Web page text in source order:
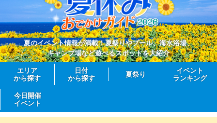
夏のイベント情報が満載！夏祭りやプール、海水浴場、
キャンプ場など遊べるスポットを大紹介
エリア
から探す
日付
から探す
夏祭り
イベント
ランキング
今日開催
イベント